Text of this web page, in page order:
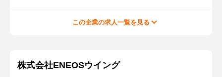
この企業の求人一覧を見る
株式会社ENEOSウイング